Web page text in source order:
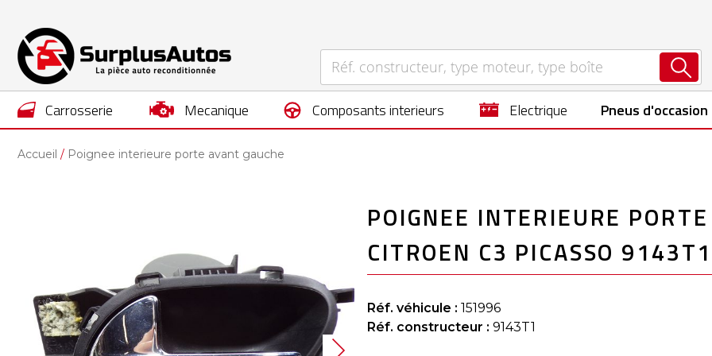
carrosserie mecanique composants interieurs electrique Pneus d'occasion
Accueil Poignee interieure porte avant gauche
images
gallery
POIGNEE INTERIEURE
CITROEN C3 PICASSO 9143T1
Réf. véhicule : 151996
Réf. constructeur : 9143T1